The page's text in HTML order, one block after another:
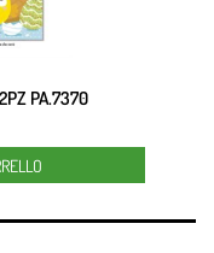
PA.7370